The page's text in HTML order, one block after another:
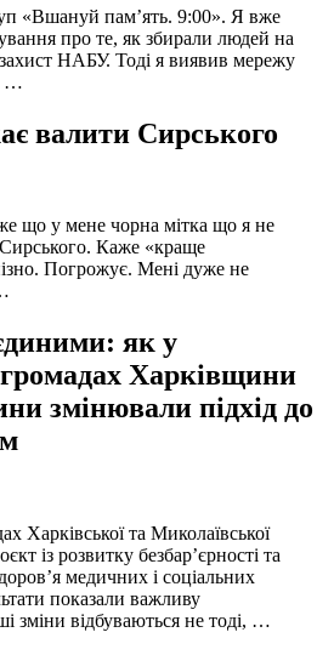
«Вшануй пам’ять. 9:00». Я вже
про те, як збирали людей на
НАБУ. Тоді я виявив мережу
…
валити Сирського
що у мене чорна мітка що я не
Каже «краще
Погрожує. Мені дуже не
як у
Харківщини
змінювали підхід до
Харківської та Миколаївської
із розвитку безбар’єрності та
медичних і соціальних
показали важливу
зміни відбуваються не тоді, …